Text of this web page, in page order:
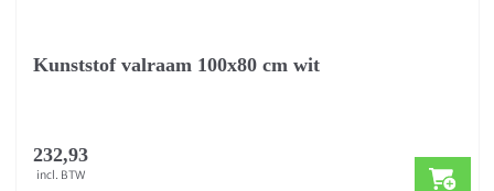
Kunststof valraam 100x80 cm wit
232,93
incl. BTW